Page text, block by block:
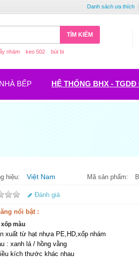
Danh sách ưa thích
TÌM KIẾM
nhám keo 502 bút bi
BẾP HỆ THỐNG BHX -
hiệu: Việt Nam Mã sản phẩm:
Đánh giá
nổi bật :
xốp màu
xuất từ hạt nhựa PE,HD,xốp nhám
: xanh lá / hồng vằng
kích thước khác nhau